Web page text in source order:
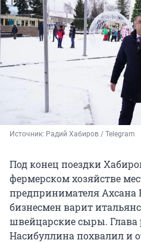
Источник: Радий Хабиров / Telegram
Под конец поездки
фермерском хозяйстве
предпринимателя Ахсана
бизнесмен варит
швейцарские сыры. Глава
Насибуллина похвалил и